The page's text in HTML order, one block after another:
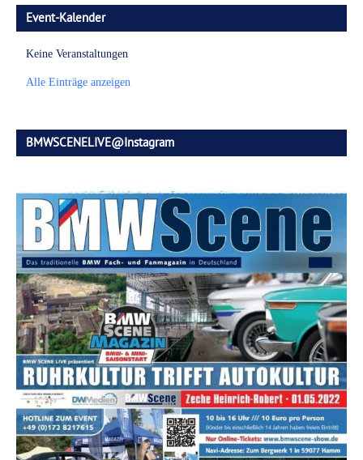
Event-Kalender
Keine Veranstaltungen
Alle Einträge anzeigen
BMWSCENELIVE@Instagram